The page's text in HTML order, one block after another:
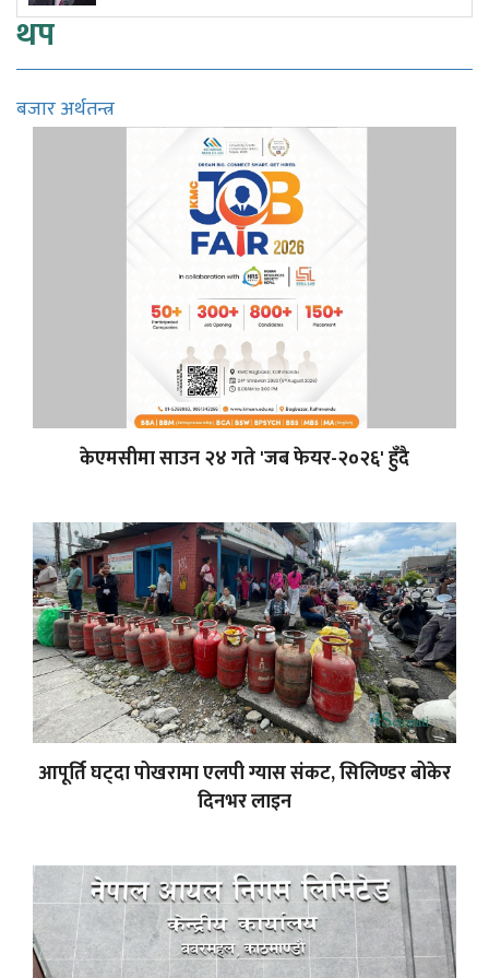
थप
बजार अर्थतन्त्र
केएमसीमा साउन २४ गते 'जब फेयर-२०२६' हुँदै
आपूर्ति घट्दा पोखरामा एलपी ग्यास संकट, सिलिण्डर बोकेर
दिनभर लाइन